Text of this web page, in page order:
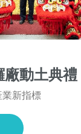
廠動土典禮
新指標